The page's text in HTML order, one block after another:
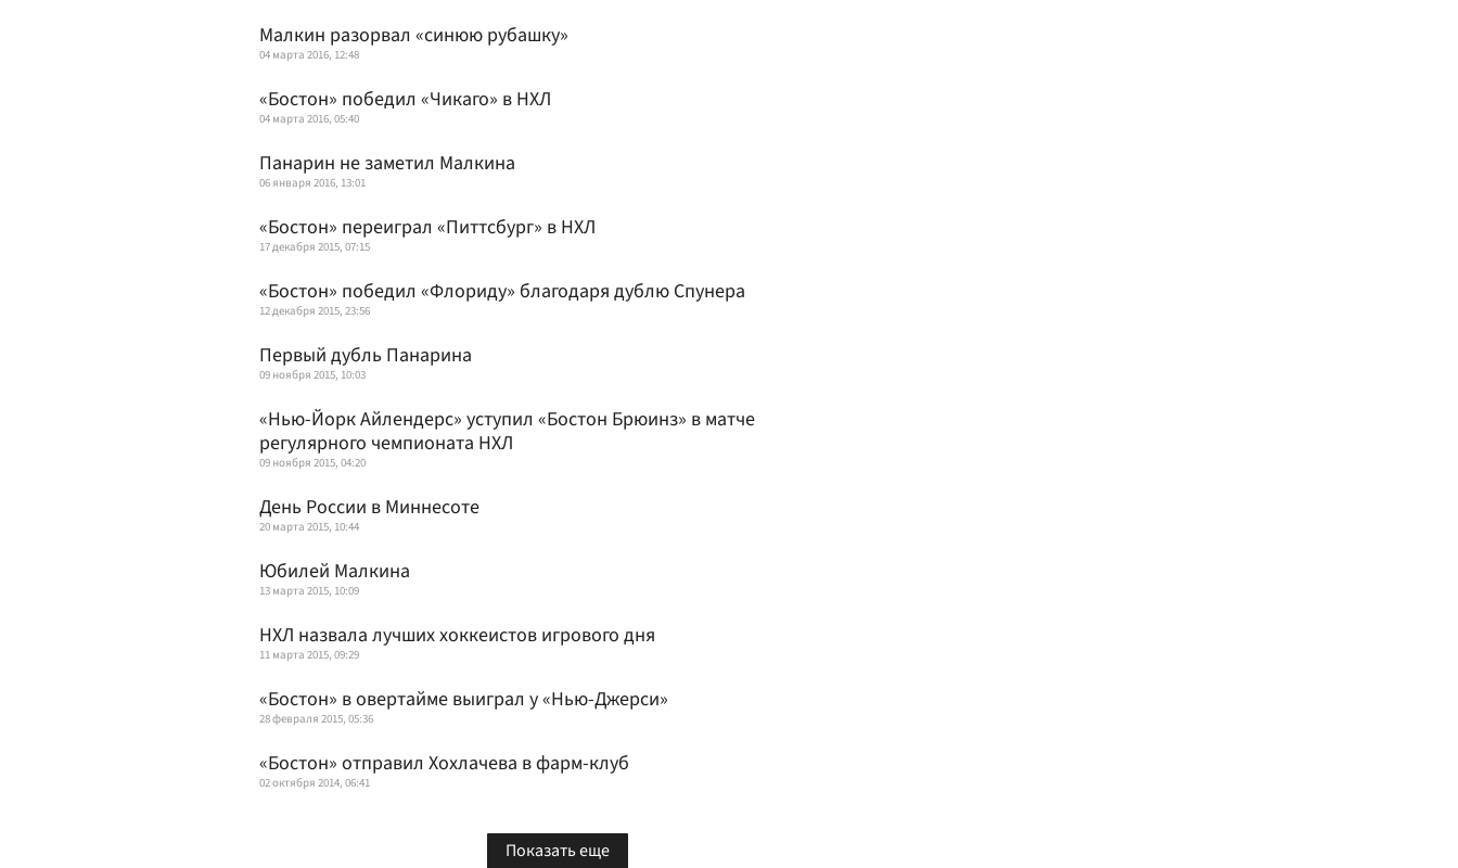
Малкин разорвал «синюю рубашку»
04 марта 2016, 12:48
«Бостон» победил «Чикаго» в НХЛ
04 марта 2016, 05:40
Панарин не заметил Малкина
06 января 2016, 13:01
«Бостон» переиграл «Питтсбург» в НХЛ
17 декабря 2015, 07:15
«Бостон» победил «Флориду» благодаря дублю Спунера
12 декабря 2015, 23:56
Первый дубль Панарина
09 ноября 2015, 10:03
«Нью-Йорк Айлендерс» уступил «Бостон Брюинз» в матче
регулярного чемпионата НХЛ
09 ноября 2015, 04:20
День России в Миннесоте
20 марта 2015, 10:44
Юбилей Малкина
13 марта 2015, 10:09
НХЛ назвала лучших хоккеистов игрового дня
11 марта 2015, 09:29
«Бостон» в овертайме выиграл у «Нью-Джерси»
28 февраля 2015, 05:36
«Бостон» отправил Хохлачева в фарм-клуб
02 октября 2014, 06:41
Показать еще